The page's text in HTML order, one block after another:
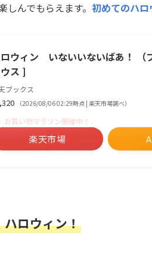
んでもらえます。 初めてのハロ
ウィン いないいないばあ！ （
ス ]
ブックス
（2026/08/06 02:29時点 | 楽天市場調べ）
＼お買い物マラソン開催中！／
楽天市場
ロウィン！